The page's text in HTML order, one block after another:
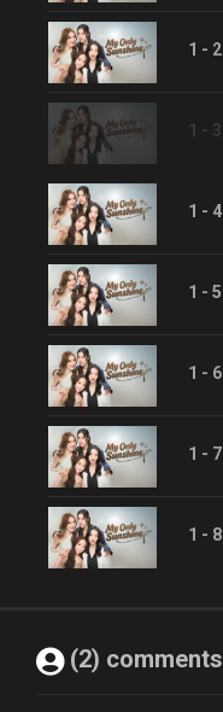
1 - 2
1 - 3
1 - 4
1 - 5
1 - 6
1 - 7
1 - 8
(2) comments